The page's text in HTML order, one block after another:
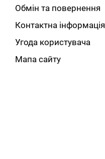
Обмін та повернення
Контактна інформація
Угода користувача
Мапа сайту